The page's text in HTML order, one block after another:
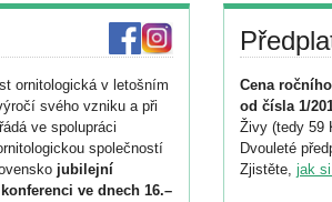
ornitologická v letošním
svého vzniku a při
ve spolupráci
společností
jubilejní
ve dnech 16.–
Cena
od čísla 1/
Živy (tedy 59
Dvouleté
Zjistěte, jak